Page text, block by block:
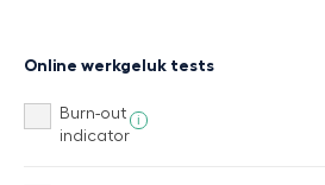
Online werkgeluk tests
Burn-out
indicator
i